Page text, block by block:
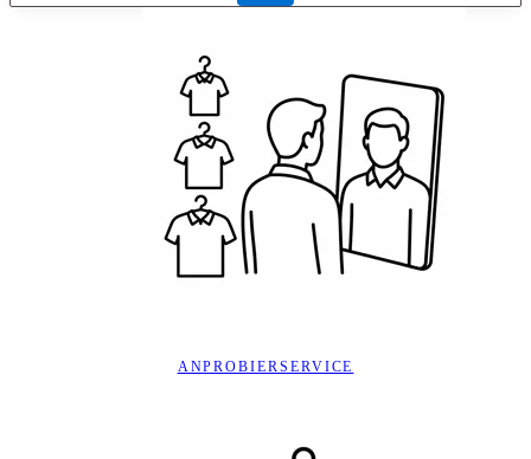
ANPROBIERSERVICE